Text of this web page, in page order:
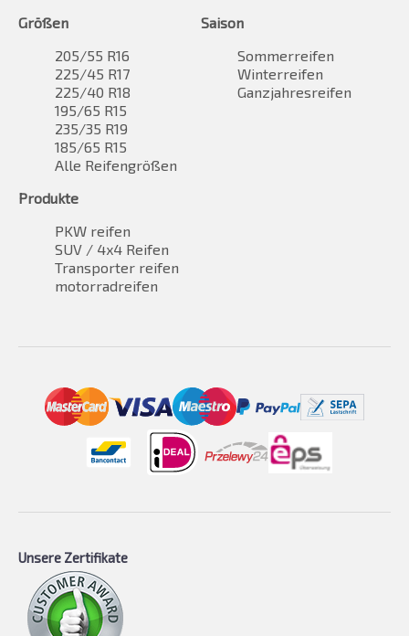
Größen
205/55 R16
225/45 R17
225/40 R18
195/65 R15
235/35 R19
185/65 R15
Alle Reifengrößen
Saison
Sommerreifen
Winterreifen
Ganzjahresreifen
Produkte
PKW reifen
SUV / 4x4 Reifen
Transporter reifen
motorradreifen
Unsere Zertifikate